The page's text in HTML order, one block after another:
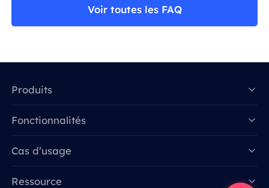
Voir toutes les FAQ
Produits
Fonctionnalités
Cas d’usage
Ressource